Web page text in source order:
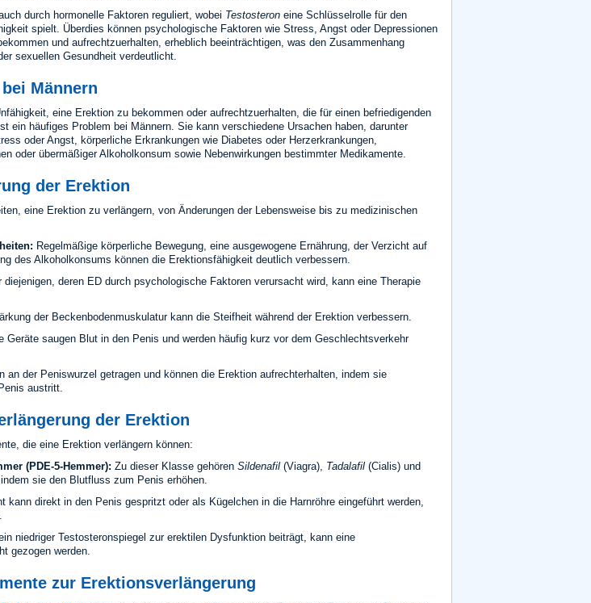
durch hormonelle Faktoren reguliert, wobei Testosteron eine Schlüsselrolle für den
spielt. Überdies können psychologische Faktoren wie Stress, Angst oder Depressionen
und aufrechtzuerhalten, erheblich beeinträchtigen, was den Zusammenhang
sexuellen Gesundheit verdeutlicht.
Männern
eine Erektion zu bekommen oder aufrechtzuerhalten, die für einen befriedigenden
ein häufiges Problem bei Männern. Sie kann verschiedene Ursachen haben, darunter
oder Angst, körperliche Erkrankungen wie Diabetes oder Herzerkrankungen,
oder übermäßiger Alkoholkonsum sowie Nebenwirkungen bestimmter Medikamente.
der Erektion
eine Erektion zu verlängern, von Änderungen der Lebensweise bis zu medizinischen
Regelmäßige körperliche Bewegung, eine ausgewogene Ernährung, der Verzicht auf
des Alkoholkonsums können die Erektionsfähigkeit deutlich verbessern.
diejenigen, deren ED durch psychologische Faktoren verursacht wird, kann eine Therapie
der Beckenbodenmuskulatur kann die Steifheit während der Erektion verbessern.
Geräte saugen Blut in den Penis und werden häufig kurz vor dem Geschlechtsverkehr
an der Peniswurzel getragen und können die Erektion aufrechterhalten, indem sie
austritt.
der Erektion
die eine Erektion verlängern können:
(PDE-5-Hemmer): Zu dieser Klasse gehören Sildenafil (Viagra), Tadalafil (Cialis) und
sie den Blutfluss zum Penis erhöhen.
kann direkt in den Penis gespritzt oder als Kügelchen in die Harnröhre eingeführt werden,
niedriger Testosteronspiegel zur erektilen Dysfunktion beiträgt, kann eine
gezogen werden.
zur Erektionsverlängerung